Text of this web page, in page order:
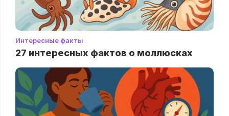
Интересные факты
27 интересных фактов о моллюсках